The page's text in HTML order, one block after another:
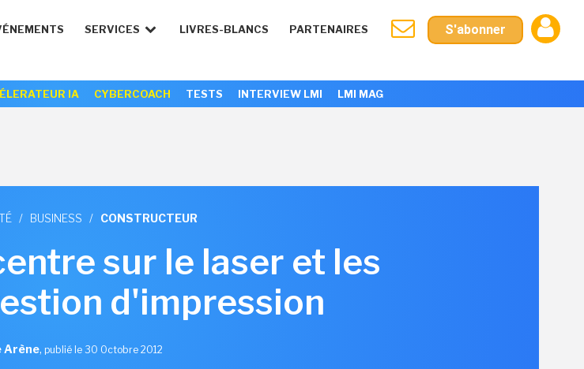
SERVICES LIVRES-BLANCS PARTENAIRES S'abonner
IA CYBERCOACH TESTS INTERVIEW LMI LMI MAG
/ BUSINESS / CONSTRUCTEUR
sur le laser et les
d'impression
Arène, publié le 30 Octobre 2012